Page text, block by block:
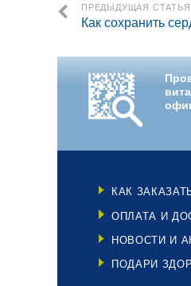
ПРЕДЫДУЩАЯ СТАТЬЯ
Как сохранить
КАК
ОПЛАТА И
НОВОСТИ И
ПОДАРИ